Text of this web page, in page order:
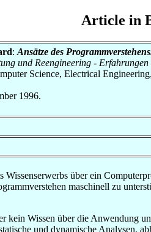
Article in
: Ansätze des
und Reengineering -
Science, Electrical
1996.
Wissenserwerbs über ein
maschinell zu
kein Wissen über die Anwendung
und dynamische Analysen,